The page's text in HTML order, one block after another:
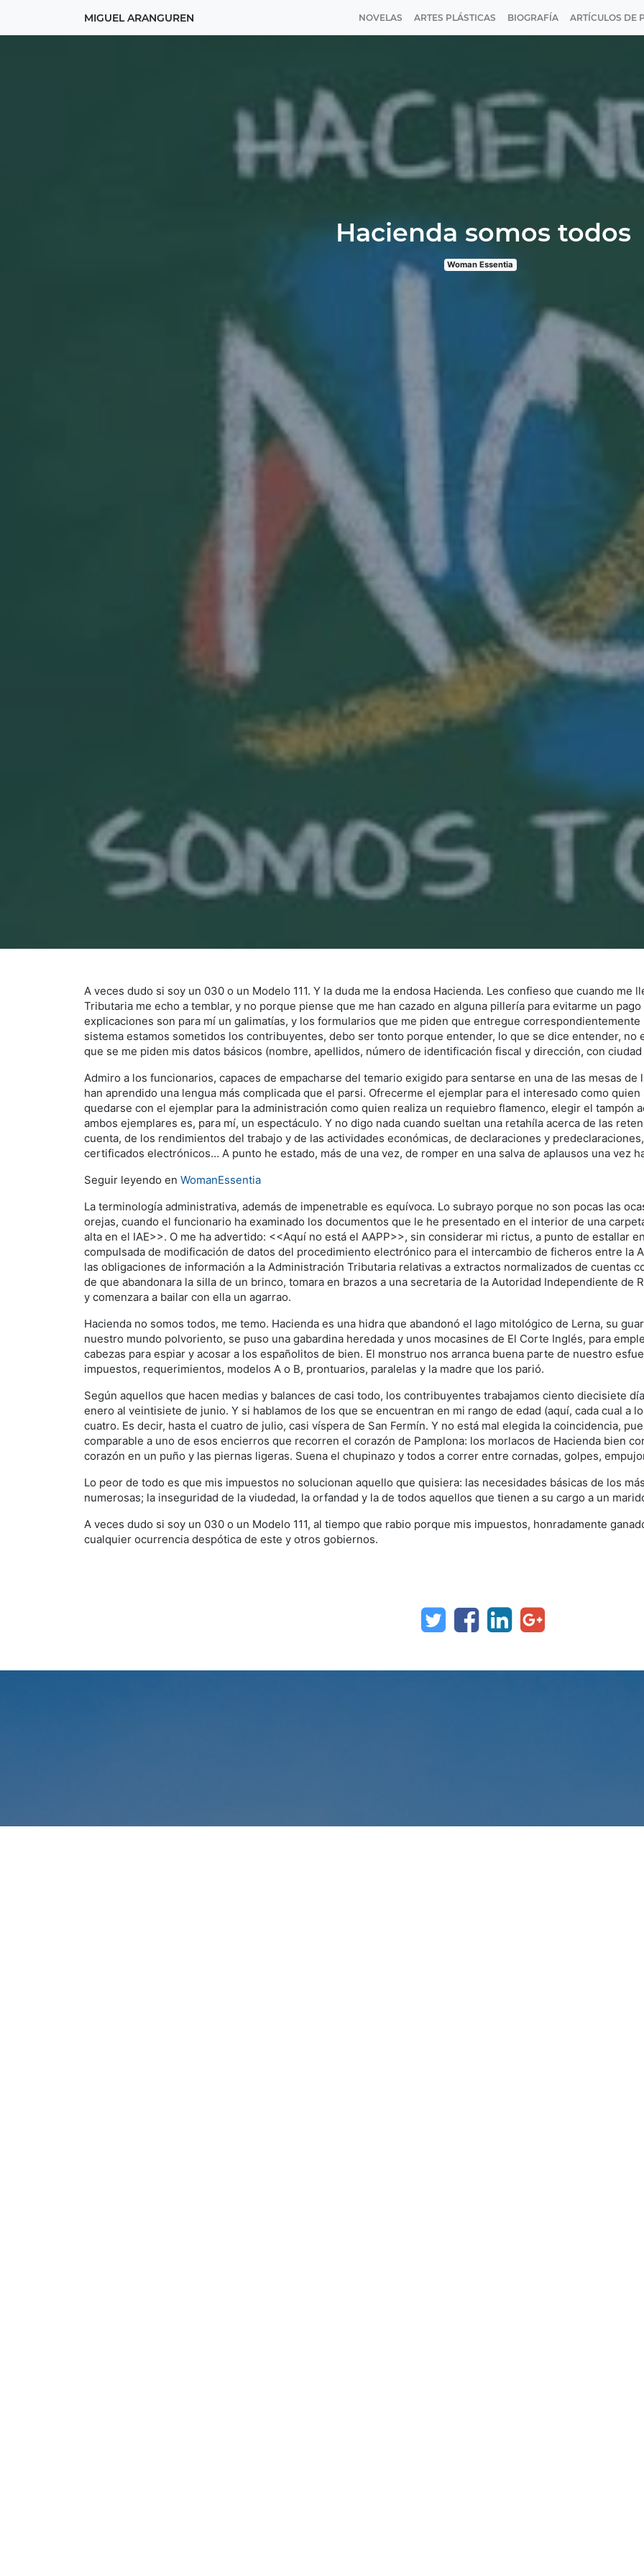
MIGUEL ARANGUREN NOVELAS ARTES PLÁSTICAS BIOGRAFÍA ARTÍCULOS DE
Hacienda somos todos
Woman Essentia
A veces dudo si soy un 030 o un Modelo 111. Y la duda me la endosa Hacienda. Les confieso que cuando me
Tributaria me echo a temblar, y no porque piense que me han cazado en alguna pillería para evitarme un
explicaciones son para mí un galimatías, y los formularios que me piden que entregue
sistema estamos sometidos los contribuyentes, debo ser tonto porque entender, lo que se dice entender, no
que se me piden mis datos básicos (nombre, apellidos, número de identificación fiscal y dirección, con
Admiro a los funcionarios, capaces de empacharse del temario exigido para sentarse en una de las mesas
han aprendido una lengua más complicada que el parsi. Ofrecerme el ejemplar para el interesado como
quedarse con el ejemplar para la administración como quien realiza un requiebro flamenco, elegir el tampón
ambos ejemplares es, para mí, un espectáculo. Y no digo nada cuando sueltan una retahíla acerca de las
cuenta, de los rendimientos del trabajo y de las actividades económicas, de declaraciones y
certificados electrónicos… A punto he estado, más de una vez, de romper en una salva de aplausos una vez
Seguir leyendo en WomanEssentia
La terminología administrativa, además de impenetrable es equívoca. Lo subrayo porque no son pocas las
orejas, cuando el funcionario ha examinado los documentos que le he presentado en el interior de una
alta en el IAE>>. O me ha advertido: <<Aquí no está el AAPP>>, sin considerar mi rictus, a punto de estallar
compulsada de modificación de datos del procedimiento electrónico para el intercambio de ficheros entre la
las obligaciones de información a la Administración Tributaria relativas a extractos normalizados de cuentas
de que abandonara la silla de un brinco, tomara en brazos a una secretaria de la Autoridad Independiente de
y comenzara a bailar con ella un agarrao.
Hacienda no somos todos, me temo. Hacienda es una hidra que abandonó el lago mitológico de Lerna, su
nuestro mundo polvoriento, se puso una gabardina heredada y unos mocasines de El Corte Inglés, para
cabezas para espiar y acosar a los españolitos de bien. El monstruo nos arranca buena parte de nuestro
impuestos, requerimientos, modelos A o B, prontuarios, paralelas y la madre que los parió.
Según aquellos que hacen medias y balances de casi todo, los contribuyentes trabajamos ciento diecisiete
enero al veintisiete de junio. Y si hablamos de los que se encuentran en mi rango de edad (aquí, cada cual a
cuatro. Es decir, hasta el cuatro de julio, casi víspera de San Fermín. Y no está mal elegida la coincidencia,
comparable a uno de esos encierros que recorren el corazón de Pamplona: los morlacos de Hacienda bien
corazón en un puño y las piernas ligeras. Suena el chupinazo y todos a correr entre cornadas, golpes,
Lo peor de todo es que mis impuestos no solucionan aquello que quisiera: las necesidades básicas de los
numerosas; la inseguridad de la viudedad, la orfandad y la de todos aquellos que tienen a su cargo a un
A veces dudo si soy un 030 o un Modelo 111, al tiempo que rabio porque mis impuestos, honradamente
cualquier ocurrencia despótica de este y otros gobiernos.